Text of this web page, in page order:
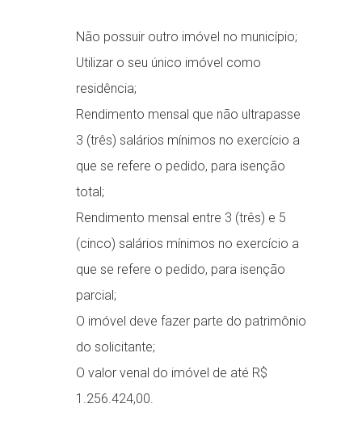
Não possuir outro imóvel no município;
Utilizar o seu único imóvel como
residência;
Rendimento mensal que não ultrapasse
3 (três) salários mínimos no exercício a
que se refere o pedido, para isenção
total;
Rendimento mensal entre 3 (três) e 5
(cinco) salários mínimos no exercício a
que se refere o pedido, para isenção
parcial;
O imóvel deve fazer parte do patrimônio
do solicitante;
O valor venal do imóvel de até R$
1.256.424,00.